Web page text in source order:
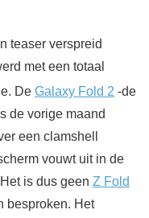
teaser verspreid
met een totaal
De Galaxy Fold 2 -de
de vorige maand
een clamshell
vouwt uit in de
is dus geen Z Fold
besproken. Het